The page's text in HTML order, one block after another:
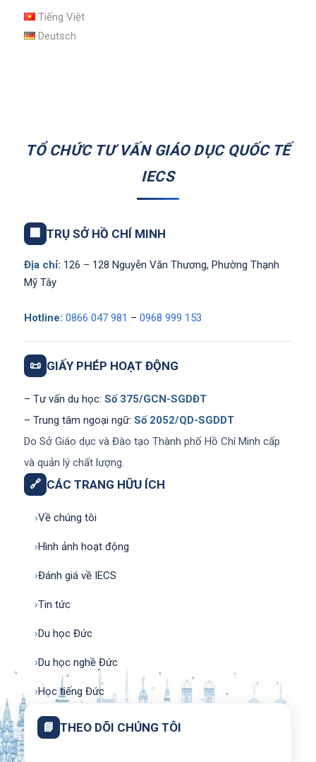
Tiếng Việt
Deutsch
TỔ CHỨC TƯ VẤN GIÁO DỤC QUỐC TẾ
IECS
🏢 TRỤ SỞ HỒ CHÍ MINH
Địa chỉ: 126 – 128 Nguyễn Văn Thương, Phường Thạnh
Mỹ Tây
Hotline: 0866 047 981 – 0968 999 153
📜 GIẤY PHÉP HOẠT ĐỘNG
– Tư vấn du học: Số 375/GCN-SGDĐT
– Trung tâm ngoại ngữ: Số 2052/QD-SGDDT
Do Sở Giáo dục và Đào tạo Thành phố Hồ Chí Minh cấp
và quản lý chất lượng.
🔗 CÁC TRANG HỮU ÍCH
›Về chúng tôi
›Hình ảnh hoạt động
›Đánh giá về IECS
›Tin tức
›Du học Đức
›Du học nghề Đức
›Học tiếng Đức
📘 THEO DÕI CHÚNG TÔI